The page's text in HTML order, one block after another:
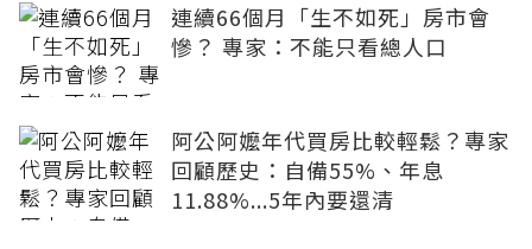
連續66個月「生不如死」房市會
慘？ 專家：不能只看總人口
阿公阿嬤年代買房比較輕鬆？專家
回顧歷史：自備55%、年息
11.88%...5年內要還清